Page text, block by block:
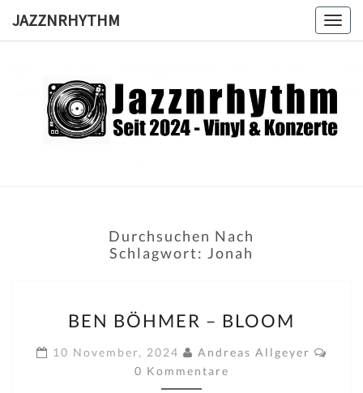
JAZZNRHYTHM
Seit
2024 –
Durchsuchen Nach
Schlagwort: Jonah
BÖHMER
–
BLOOM
BEN BÖHMER – BLOOM
10 November, 2024 Andreas Allgeyer
0 Kommentare